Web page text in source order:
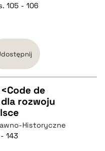
105 - 106
de
rozwoju
Historyczne
143